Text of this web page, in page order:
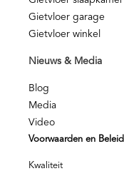
Gietvloer garage
Gietvloer winkel
Nieuws & Media
Blog
Media
Video
Voorwaarden en Beleid
Kwaliteit